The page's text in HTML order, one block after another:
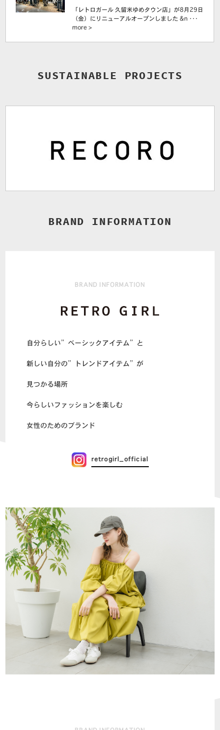
「レトロガール 久留米ゆめタウン店」が8月29日
（金）にリニューアルオープンしました &n ･･･
more >
SUSTAINABLE PROJECTS
BRAND INFORMATION
BRAND INFORMATION
自分らしい”ベーシックアイテム”と
新しい自分の”トレンドアイテム”が
見つかる場所
今らしいファッションを楽しむ
女性のためのブランド
retrogirl_official